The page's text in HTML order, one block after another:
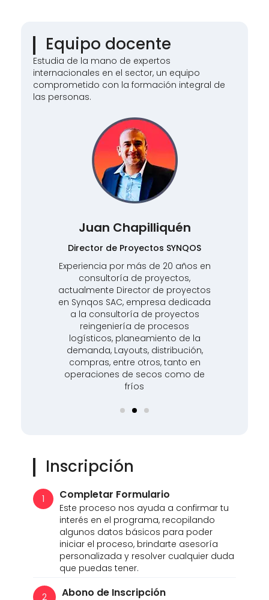
Equipo docente
Estudia de la mano de expertos
internacionales en el sector, un equipo
comprometido con la formación integral de
las personas.
Percy Ruiz
Jefe de Soporte Ventas
Corporativas Astara SA
Jefe de Operaciones de Posventa
con más de 12 años de experiencia
en los rubros de Mantenimiento,
Transporte y Renting vehicular.
Vicepresidente Capitulo Peru – AMP
Asociación de Profesionales en
Gestión de Activos. Ponente
Internacional en Colombia, Brasil,
Argentina y Perú.
Inscripción
1
Este proceso nos ayuda a confirmar tu
interés en el programa, recopilando
algunos datos básicos para poder
iniciar el proceso, brindarte asesoría
personalizada y resolver cualquier duda
que puedas tener.
2
Deberás completar el pago (según la